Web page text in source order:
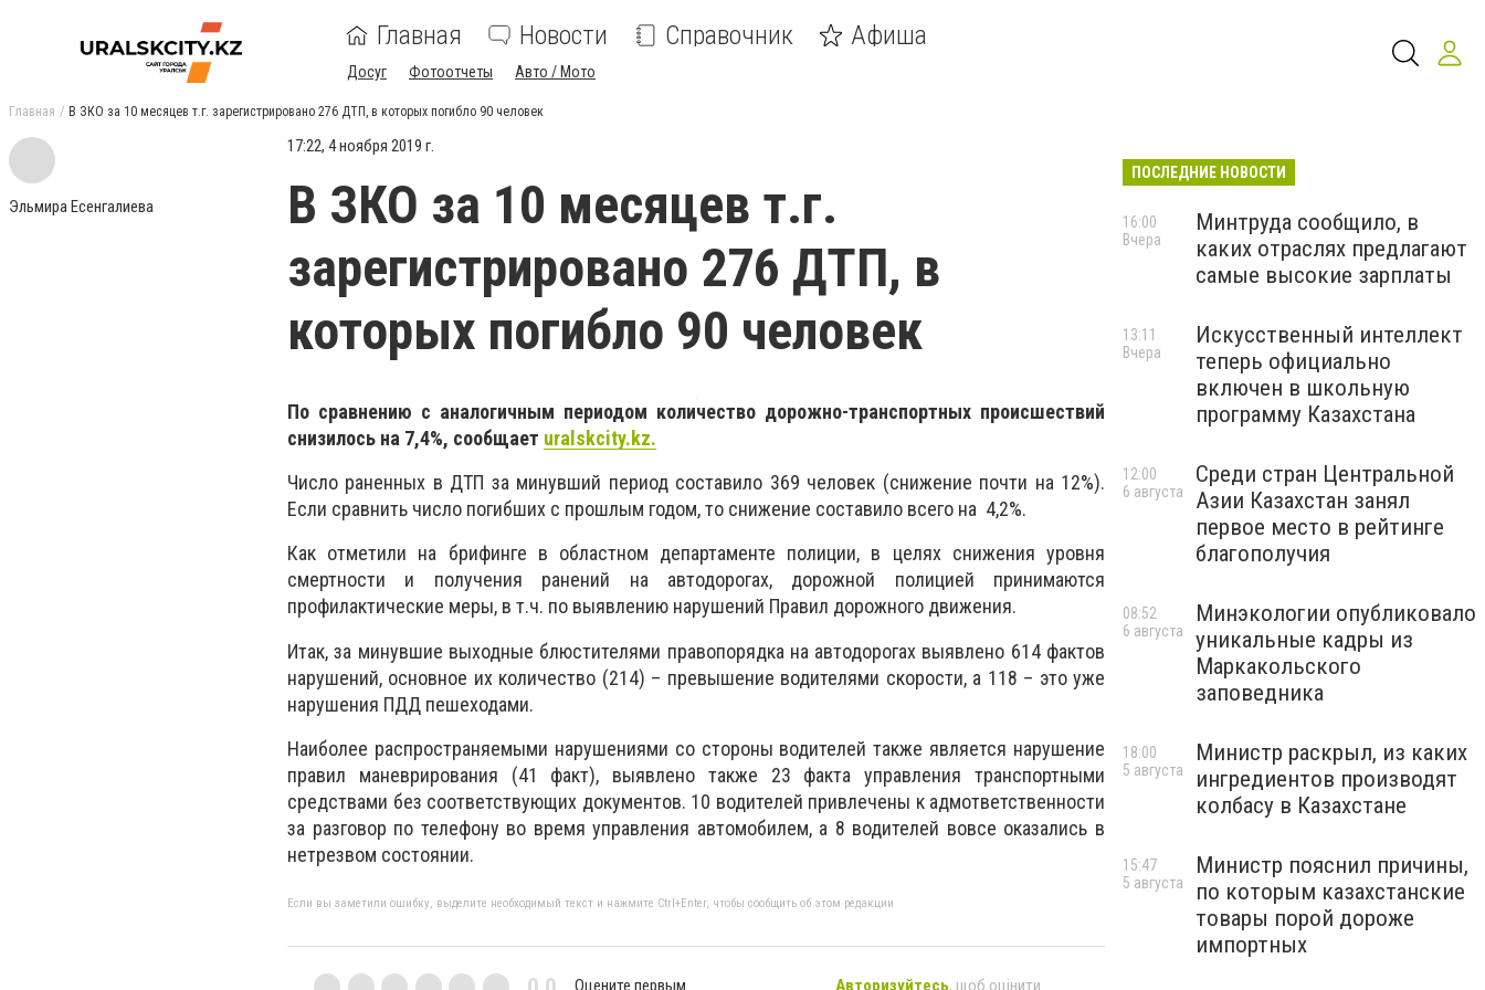
Главная Новости Справочник Афиша
Досуг Фотоотчеты Авто / Мото
Главная В ЗКО за 10 месяцев т.г. зарегистрировано 276 ДТП, в которых погибло 90 человек
Эльмира Есенгалиева
17:22, 4 ноября 2019 г.
В ЗКО за 10 месяцев т.г.
зарегистрировано 276 ДТП, в
которых погибло 90 человек
По сравнению с аналогичным периодом количество дорожно-транспортных происшествий
снизилось на 7,4%, сообщает uralskcity.kz.
Число раненных в ДТП за минувший период составило 369 человек (снижение почти на 12%).
Если сравнить число погибших с прошлым годом, то снижение составило всего на 4,2%.
Как отметили на брифинге в областном департаменте полиции, в целях снижения уровня
смертности и получения ранений на автодорогах, дорожной полицией принимаются
профилактические меры, в т.ч. по выявлению нарушений Правил дорожного движения.
Итак, за минувшие выходные блюстителями правопорядка на автодорогах выявлено 614 фактов
нарушений, основное их количество (214) – превышение водителями скорости, а 118 – это уже
нарушения ПДД пешеходами.
Наиболее распространяемыми нарушениями со стороны водителей также является нарушение
правил маневрирования (41 факт), выявлено также 23 факта управления транспортными
средствами без соответствующих документов. 10 водителей привлечены к адмответственности
за разговор по телефону во время управления автомобилем, а 8 водителей вовсе оказались в
нетрезвом состоянии.
Если вы заметили ошибку, выделите необходимый текст и нажмите Ctrl+Enter, чтобы сообщить об этом редакции
ПОСЛЕДНИЕ НОВОСТИ
Минтруда сообщило, в
каких отраслях предлагают
самые высокие зарплаты
16:00
Вчера
Искусственный интеллект
теперь официально
включен в школьную
программу Казахстана
13:11
Вчера
Среди стран Центральной
Азии Казахстан занял
первое место в рейтинге
благополучия
12:00
6 августа
Минэкологии опубликовало
уникальные кадры из
Маркакольского
заповедника
08:52
6 августа
Министр раскрыл, из каких
ингредиентов производят
колбасу в Казахстане
18:00
5 августа
Министр пояснил причины,
по которым казахстанские
товары порой дороже
импортных
15:47
5 августа